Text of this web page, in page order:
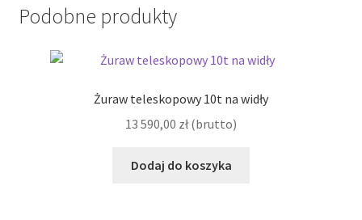
Podobne produkty
Żuraw teleskopowy 10t na widły
13 590,00 zł(brutto)
Dodaj do koszyka